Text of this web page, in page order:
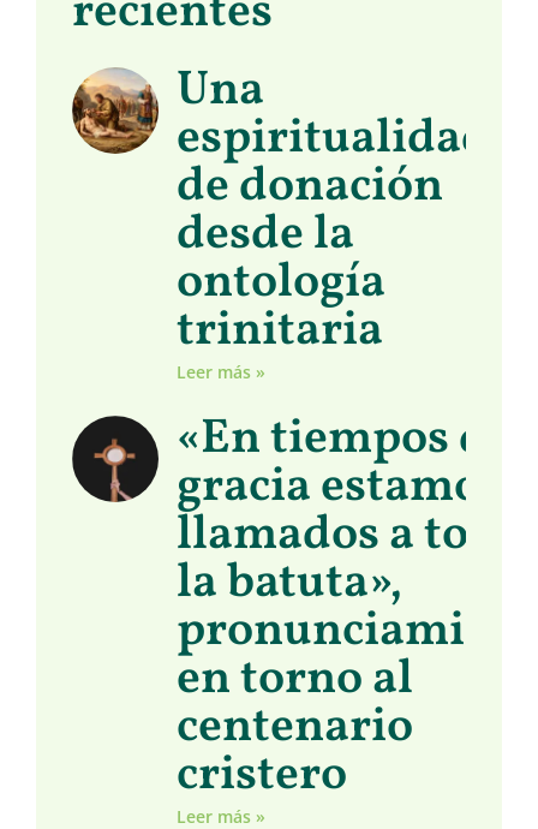
Una
espiritualidad
de donación
desde la
ontología
trinitaria
Leer más »
«En tiempos de
gracia estamos
llamados a
la batuta»,
en torno al
centenario
cristero
Leer más »